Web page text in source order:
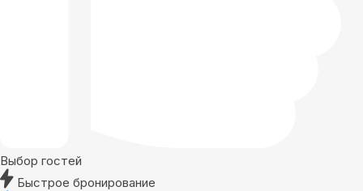
Выбор гостей
Быстрое бронирование